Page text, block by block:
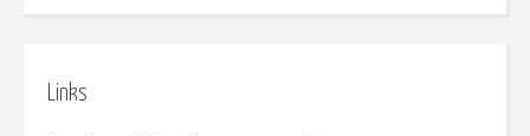
Links